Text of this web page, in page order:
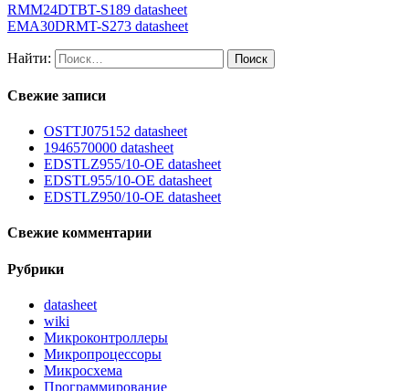
RMM24DTBT-S189 datasheet
EMA30DRMT-S273 datasheet
Найти:
Свежие записи
OSTTJ075152 datasheet
1946570000 datasheet
EDSTLZ955/10-OE datasheet
EDSTL955/10-OE datasheet
EDSTLZ950/10-OE datasheet
Свежие комментарии
Рубрики
datasheet
wiki
Микроконтроллеры
Микропроцессоры
Микросхема
Программирование